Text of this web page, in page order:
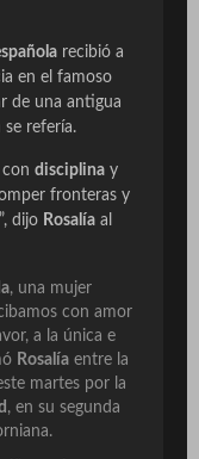
recibió a
en el famoso
de una antigua
se refería.
con disciplina y
fronteras y
dijo Rosalía al
, una mujer
con amor
a la única e
Rosalía entre la
martes por la
, en su segunda